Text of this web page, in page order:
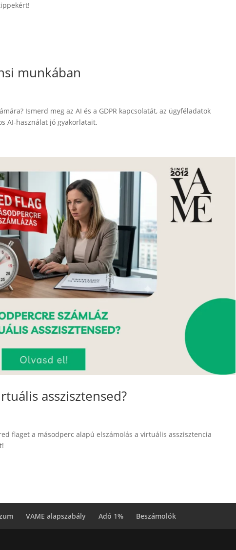
munkában
Ismerd meg az AI és a GDPR kapcsolatát, az ügyféladatok
AI-használat jó gyakorlatait.
asszisztensed?
flaget a másodperc alapú elszámolás a virtuális asszisztencia
VAME alapszabály Adó 1% Beszámolók